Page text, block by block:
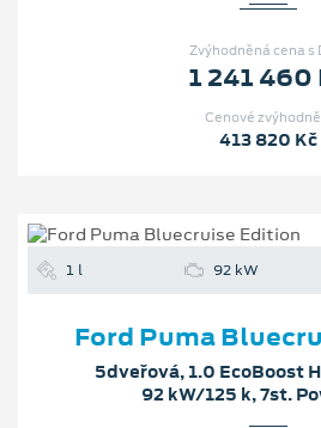
Zvýhodněná cena s
1 241 460
Cenové
413 820 Kč
1 l 92 kW
Ford Puma
5dveřová, 1.0 EcoBoost
92 kW/125 k, 7st.